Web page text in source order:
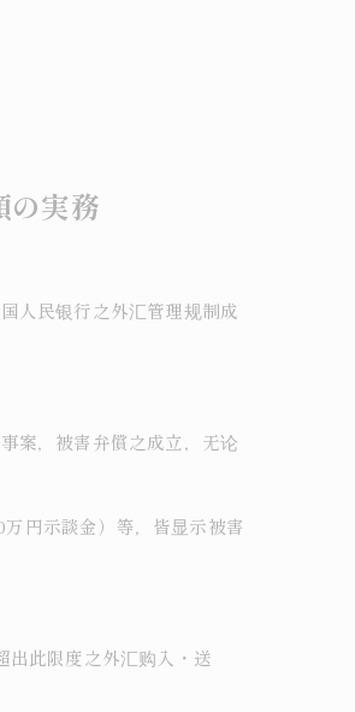
法残留）
例
の実務
人民银行之外汇管理规制成
案，被害弁償之成立，无论
円示談金）等，皆显示被害
出此限度之外汇购入・送